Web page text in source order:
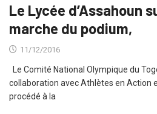
Le Lycée d’Assahoun
marche du podium,
11/12/2016
Le Comité National Olympique du
collaboration avec Athlètes en Action
procédé à la